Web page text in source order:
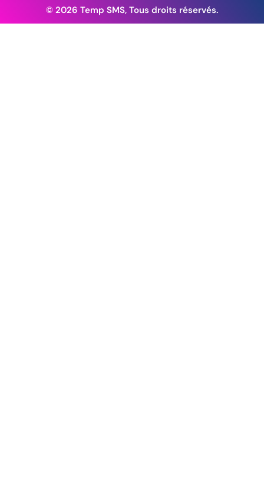
© 2026 Temp SMS, Tous droits réservés.